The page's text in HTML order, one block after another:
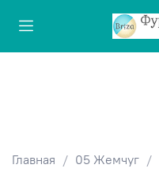
Главная 05 Жемчуг